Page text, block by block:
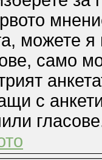
можете
само
с